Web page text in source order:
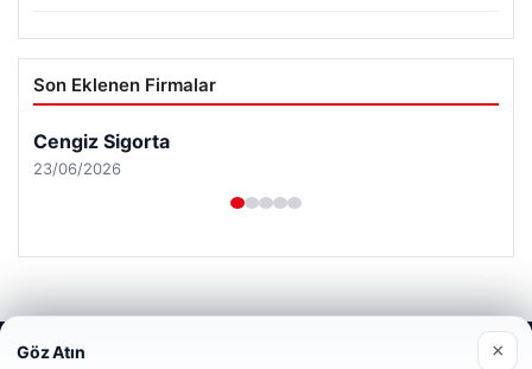
Son Eklenen Firmalar
Cengiz Sigorta
23/06/2026
© 2026 Analiz Gazete – Güncel Haberler
Web sitemizi nasıl kullandığınızı daha iyi anlayabilmek,
Göz Atın ×